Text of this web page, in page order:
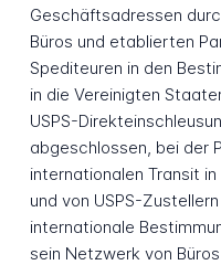
Geschäftsadressen
Büros und etablierten
Spediteuren in den
in die Vereinigten
USPS-
abgeschlossen, bei der
internationalen Transit
und von USPS-
internationale
sein Netzwerk von